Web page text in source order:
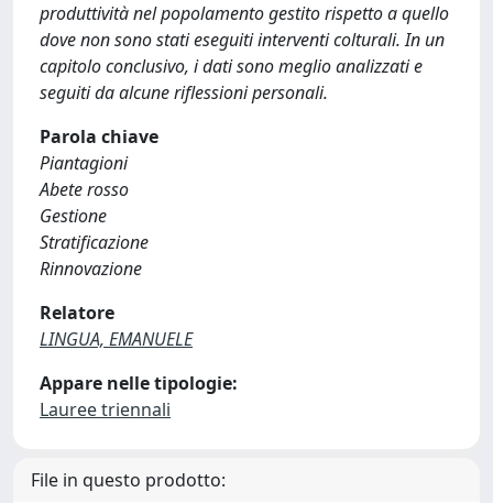
produttività nel popolamento gestito rispetto a quello
dove non sono stati eseguiti interventi colturali. In un
capitolo conclusivo, i dati sono meglio analizzati e
seguiti da alcune riflessioni personali.
Parola chiave
Piantagioni
Abete rosso
Gestione
Stratificazione
Rinnovazione
Relatore
LINGUA, EMANUELE
Appare nelle tipologie:
Lauree triennali
File in questo prodotto: